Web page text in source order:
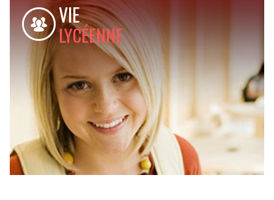
VIE
LYCÉENNE